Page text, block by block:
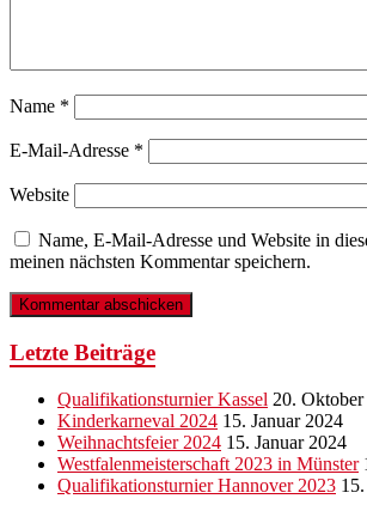
Name *
E-Mail-Adresse *
Website
Name, E-Mail-Adresse und Website in
meinen nächsten Kommentar speichern.
Letzte Beiträge
Qualifikationsturnier Kassel 20.
Kinderkarneval 2024 15. Januar 2024
Weihnachtsfeier 2024 15. Januar 2024
Westfalenmeisterschaft 2023 in Münster
Qualifikationsturnier Hannover 2023